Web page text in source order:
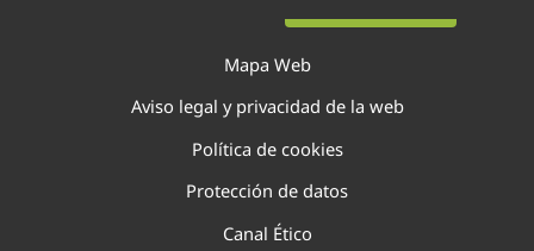
Mapa Web
Aviso legal y privacidad de la web
Política de cookies
Protección de datos
Canal Ético